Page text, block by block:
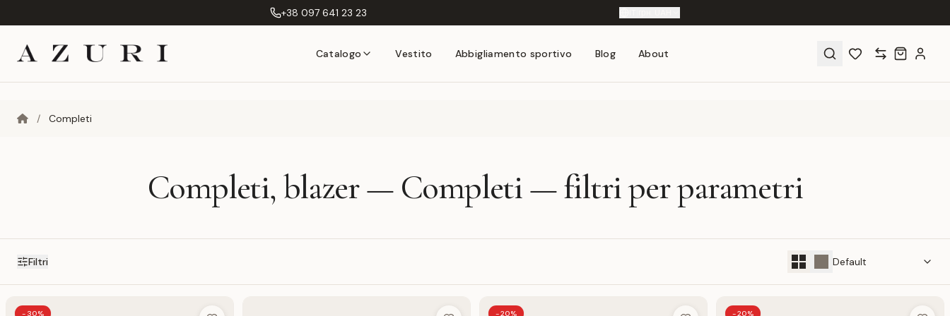
+38 097 641 23 23
Catalogo Vestito Abbigliamento sportivo Blog About
/ Completi
Completi, blazer — Completi — filtri per parametri
Filtri
-30% -20% -20%